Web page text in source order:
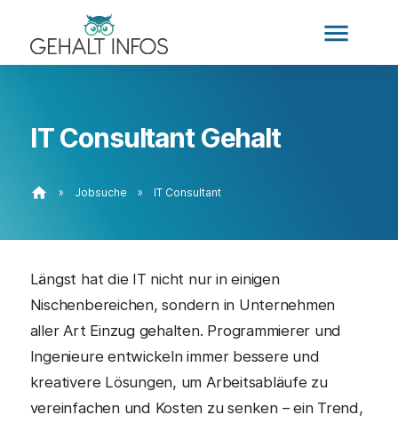
menu
IT Consultant Gehalt
home » Jobsuche » IT Consultant
Längst hat die IT nicht nur in einigen
Nischenbereichen, sondern in Unternehmen
aller Art Einzug gehalten. Programmierer und
Ingenieure entwickeln immer bessere und
kreativere Lösungen, um Arbeitsabläufe zu
vereinfachen und Kosten zu senken – ein Trend,